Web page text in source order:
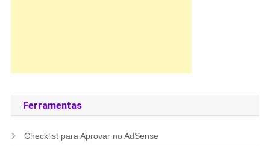
Ferramentas
Checklist para Aprovar no AdSense